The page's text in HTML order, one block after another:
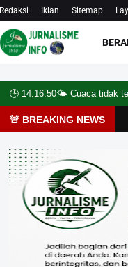
Redaksi Iklan Sitemap
🕒 14.16.51🌤️ Cuaca tidak
🚨 BREAKING NEWS